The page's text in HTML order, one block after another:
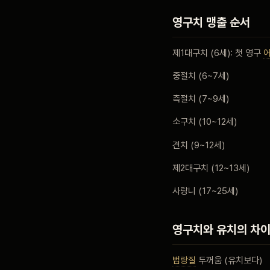
영구치 맹출 순서
제1대구치 (6세): 첫 영구
중절치 (6~7세)
측절치 (7~9세)
소구치 (10~12세)
견치 (9~12세)
제2대구치 (12~13세)
사랑니 (17~25세)
영구치와 유치의 차이
법랑질 두꺼움 (유치보다)